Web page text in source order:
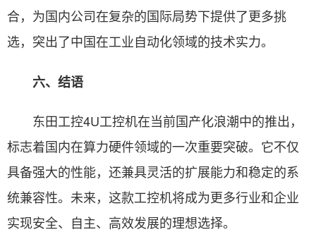
合，为国内公司在复杂的国际局势下提供了更多挑
选，突出了中国在工业自动化领域的技术实力。
六、结语
东田工控4U工控机在当前国产化浪潮中的推出，
标志着国内在算力硬件领域的一次重要突破。它不仅
具备强大的性能，还兼具灵活的扩展能力和稳定的系
统兼容性。未来，这款工控机将成为更多行业和企业
实现安全、自主、高效发展的理想选择。